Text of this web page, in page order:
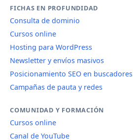
FICHAS EN PROFUNDIDAD
Consulta de dominio
Cursos online
Hosting para WordPress
Newsletter y envíos masivos
Posicionamiento SEO en buscadores
Campañas de pauta y redes
COMUNIDAD Y FORMACIÓN
Cursos online
Canal de YouTube